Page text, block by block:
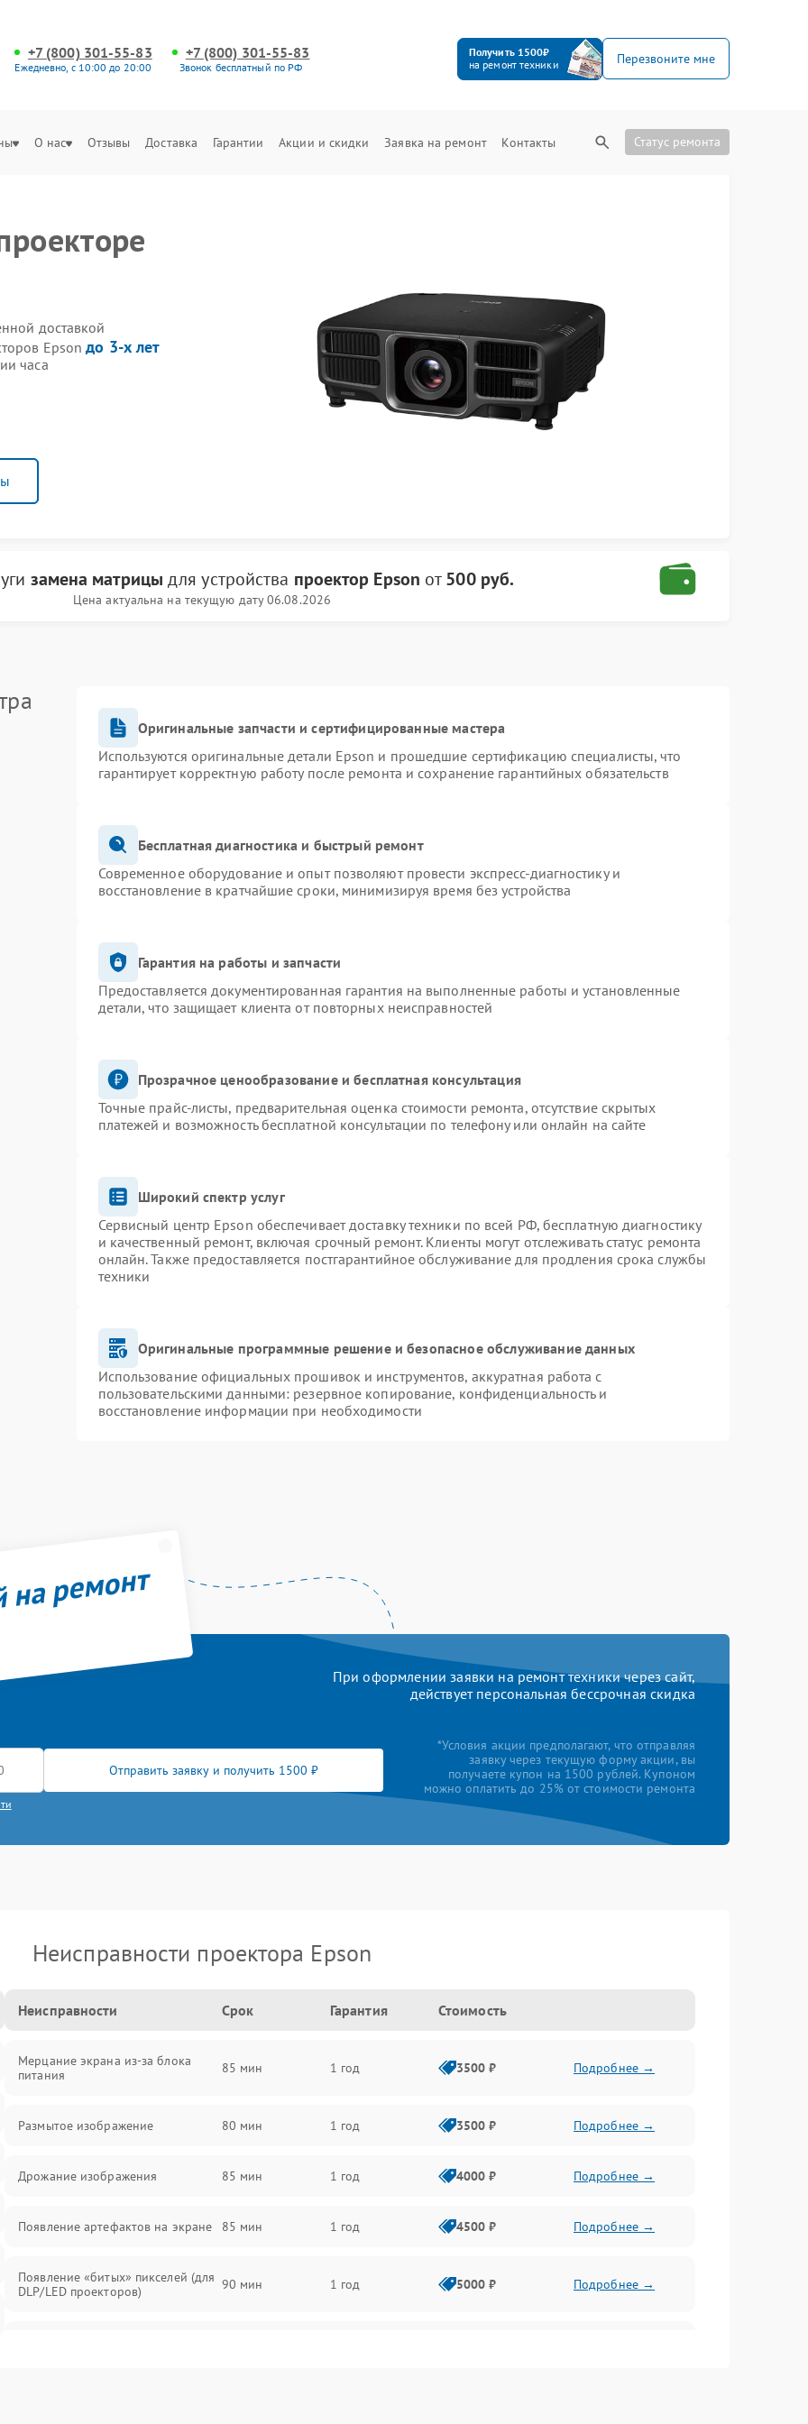
+7 (800) 301-55-83
Ежедневно, с 10:00 до 20:00
+7 (800) 301-55-83
Звонок бесплатный по РФ
Получить 1500₽
на ремонт техники
Перезвоните мне
О нас Отзывы Доставка Гарантии Акции и скидки Заявка на ремонт Контакты Статус ремонта
доставкой
Epsonдо 3-х лет
часа
замена матрицы для устройства проектор Epson от500 руб.
Цена актуальна на текущую дату 06.08.2026
Оригинальные запчасти и сертифицированные мастера
Используются оригинальные детали Epson и прошедшие сертификацию специалисты, что
гарантирует корректную работу после ремонта и сохранение гарантийных обязательств
Бесплатная диагностика и быстрый ремонт
Современное оборудование и опыт позволяют провести экспресс-диагностику и
восстановление в кратчайшие сроки, минимизируя время без устройства
Гарантия на работы и запчасти
Предоставляется документированная гарантия на выполненные работы и установленные
детали, что защищает клиента от повторных неисправностей
Прозрачное ценообразование и бесплатная консультация
Точные прайс-листы, предварительная оценка стоимости ремонта, отсутствие скрытых
платежей и возможность бесплатной консультации по телефону или онлайн на сайте
Широкий спектр услуг
Сервисный центр Epson обеспечивает доставку техники по всей РФ, бесплатную диагностику
и качественный ремонт, включая срочный ремонт. Клиенты могут отслеживать статус ремонта
онлайн. Также предоставляется постгарантийное обслуживание для продления срока службы
техники
Оригинальные программные решение и безопасное обслуживание данных
Использование официальных прошивок и инструментов, аккуратная работа с
пользовательскими данными: резервное копирование, конфиденциальность и
восстановление информации при необходимости
ремонт
При оформлении заявки на ремонт техники через сайт,
действует персональная бессрочная скидка
Отправить заявку и получить 1500 ₽
*Условия акции предполагают, что отправляя
заявку через текущую форму акции, вы
получаете купон на 1500 рублей. Купоном
можно оплатить до 25% от стоимости ремонта
Неисправности проектора Epson
Неисправности Срок Гарантия Стоимость
Мерцание экрана из-за блока
питания
85 мин 1 год 3500 ₽ Подробнее →
Размытое изображение 80 мин 1 год 3500 ₽ Подробнее →
Дрожание изображения 85 мин 1 год 4000 ₽ Подробнее →
Появление артефактов на экране 85 мин 1 год 4500 ₽ Подробнее →
Появление «битых» пикселей (для
DLP/LED проекторов)
90 мин 1 год 5000 ₽ Подробнее →